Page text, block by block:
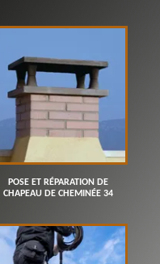
POSE ET RÉPARATION DE
CHAPEAU DE CHEMINÉE 34